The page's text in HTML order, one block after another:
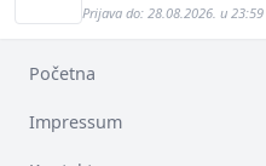
Prijava do: 28.08.2026. u 23:59
Početna
Impressum